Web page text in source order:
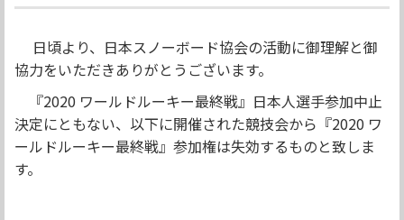
日頃より、日本スノーボード協会の活動に御理解と御
協力をいただきありがとうございます。
『2020 ワールドルーキー最終戦』日本人選手参加中止
決定にともない、以下に開催された競技会から『2020 ワ
ールドルーキー最終戦』参加権は失効するものと致しま
す。